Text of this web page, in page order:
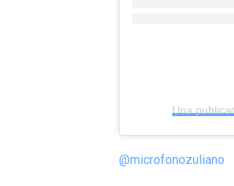
@microfonozuliano